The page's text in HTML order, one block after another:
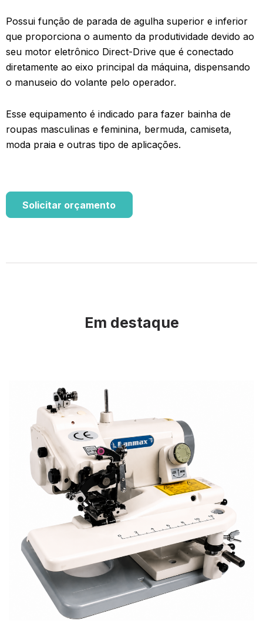
Possui função de parada de agulha superior e inferior
que proporciona o aumento da produtividade devido ao
seu motor eletrônico Direct-Drive que é conectado
diretamente ao eixo principal da máquina, dispensando
o manuseio do volante pelo operador.
Esse equipamento é indicado para fazer bainha de
roupas masculinas e feminina, bermuda, camiseta,
moda praia e outras tipo de aplicações.
Solicitar orçamento
Em destaque